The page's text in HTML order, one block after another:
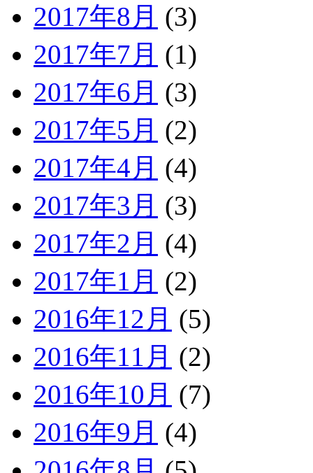
2017年8月 (3)
2017年7月 (1)
2017年6月 (3)
2017年5月 (2)
2017年4月 (4)
2017年3月 (3)
2017年2月 (4)
2017年1月 (2)
2016年12月 (5)
2016年11月 (2)
2016年10月 (7)
2016年9月 (4)